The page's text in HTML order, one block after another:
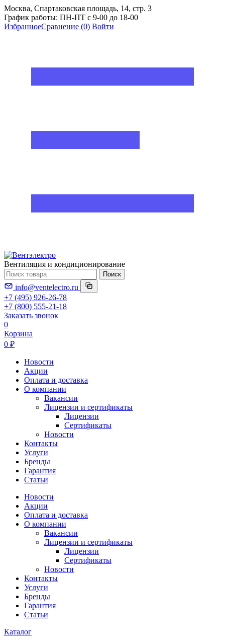
Москва, Спартаковская площадь, 14, стр. 3
График работы: ПН-ПТ с 9-00 до 18-00
ИзбранноеСравнение (0) Войти
Вентиляция и кондиционирование
Поиск
info@ventelectro.ru
+7 (495) 926-26-78
+7 (800) 555-21-18
Заказать звонок
0
Корзина
0 ₽
Новости
Акции
Оплата и доставка
О компании
Вакансии
Лицензии и сертификаты
Лицензии
Сертификаты
Новости
Контакты
Услуги
Бренды
Гарантия
Статьи
Новости
Акции
Оплата и доставка
О компании
Вакансии
Лицензии и сертификаты
Лицензии
Сертификаты
Новости
Контакты
Услуги
Бренды
Гарантия
Статьи
Каталог